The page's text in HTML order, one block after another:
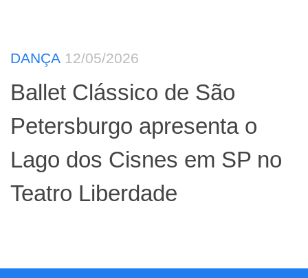
DANÇA 12/05/2026
Ballet Clássico de São
Petersburgo apresenta o
Lago dos Cisnes em SP no
Teatro Liberdade